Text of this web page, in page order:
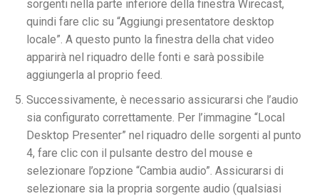
sorgenti nella parte inferiore della finestra Wirecast,
quindi fare clic su “Aggiungi presentatore desktop
locale”. A questo punto la finestra della chat video
apparirà nel riquadro delle fonti e sarà possibile
aggiungerla al proprio feed.
Successivamente, è necessario assicurarsi che l’audio
sia configurato correttamente. Per l’immagine “Local
Desktop Presenter” nel riquadro delle sorgenti al punto
4, fare clic con il pulsante destro del mouse e
selezionare l’opzione “Cambia audio”. Assicurarsi di
selezionare sia la propria sorgente audio (qualsiasi